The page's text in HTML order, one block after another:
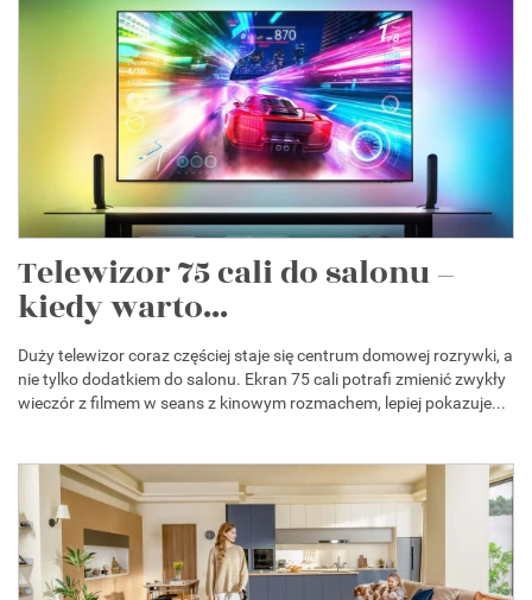
Telewizor 75 cali do salonu –
kiedy warto...
Duży telewizor coraz częściej staje się centrum domowej rozrywki, a
nie tylko dodatkiem do salonu. Ekran 75 cali potrafi zmienić zwykły
wieczór z filmem w seans z kinowym rozmachem, lepiej pokazuje...